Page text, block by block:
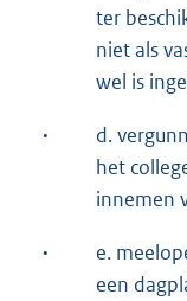
ter
niet als
wel is
·
d.
het
innemen
·
e.
een